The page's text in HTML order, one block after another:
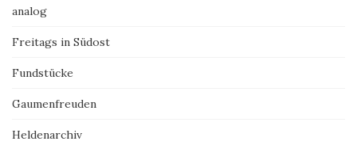
analog
Freitags in Südost
Fundstücke
Gaumenfreuden
Heldenarchiv